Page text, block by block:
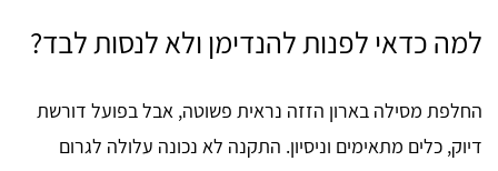
למה כדאי לפנות להנדימן ולא לנסות לבד?
החלפת מסילה בארון הזזה נראית פשוטה, אבל בפועל דורשת
דיוק, כלים מתאימים וניסיון. התקנה לא נכונה עלולה לגרום